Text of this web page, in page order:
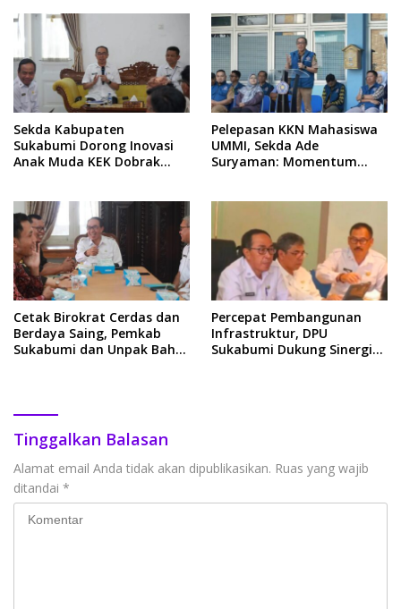
Sekda Kabupaten
Sukabumi Dorong Inovasi
Anak Muda KEK Dobrak
Pelepasan KKN Mahasiswa
UMMI, Sekda Ade
Suryaman: Momentum
Masyarakat
Cetak Birokrat Cerdas dan
Berdaya Saing, Pemkab
Sukabumi dan Unpak Bahas
Percepat Pembangunan
Infrastruktur, DPU
Sukabumi Dukung Sinergi
Tinggalkan Balasan
Alamat email Anda tidak akan dipublikasikan. Ruas yang wajib
ditandai *